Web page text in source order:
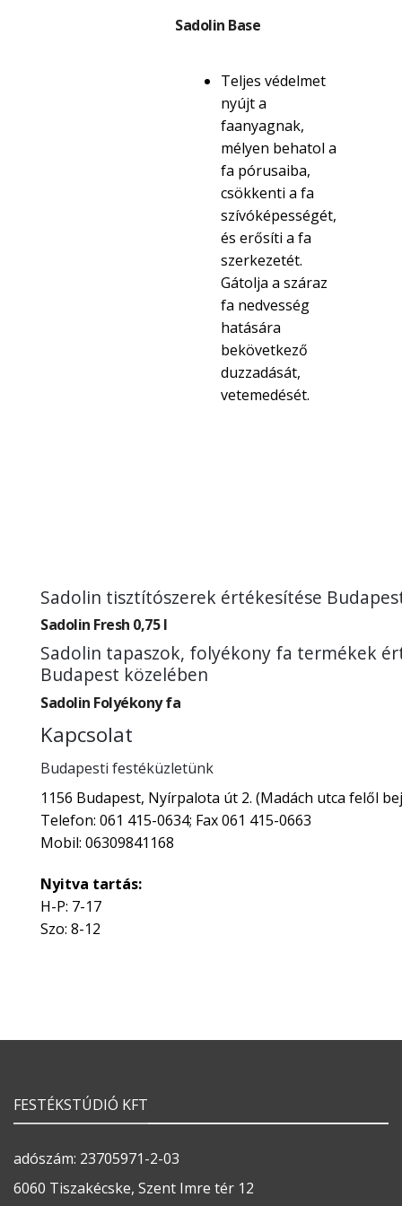
Sadolin Base
Teljes védelmet
nyújt a
faanyagnak,
mélyen behatol a
fa pórusaiba,
csökkenti a fa
szívóképességét,
és erősíti a fa
szerkezetét.
Gátolja a száraz
fa nedvesség
hatására
bekövetkező
duzzadását,
vetemedését.
Sadolin tisztítószerek értékesítése
Sadolin Fresh 0,75 l
Sadolin tapaszok, folyékony fa termékek
Budapest közelében
Sadolin Folyékony fa
Kapcsolat
Budapesti festéküzletünk
1156 Budapest, Nyírpalota út 2. (Madách utca felől
Telefon: 061 415-0634; Fax 061 415-0663
Mobil: 06309841168
Nyitva tartás:
H-P: 7-17
Szo: 8-12
FESTÉKSTÚDIÓ KFT
adószám: 23705971-2-03
6060 Tiszakécske, Szent Imre tér 12